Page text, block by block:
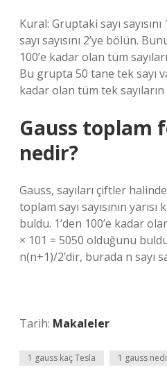
Kural: Gruptaki sayı
sayı sayısını 2’ye bölün.
100’e kadar olan tüm
Bu grupta 50 tane tek sayı
kadar olan tüm tek sayıların
Gauss toplam
nedir?
Gauss, sayıları çiftler
toplam sayı sayısının
buldu. 1’den 100’e kadar
× 101 = 5050 olduğunu
n(n+1)/2’dir, burada n sayı
Tarih: Makaleler
1 gauss kaç Tesla 1 gauss